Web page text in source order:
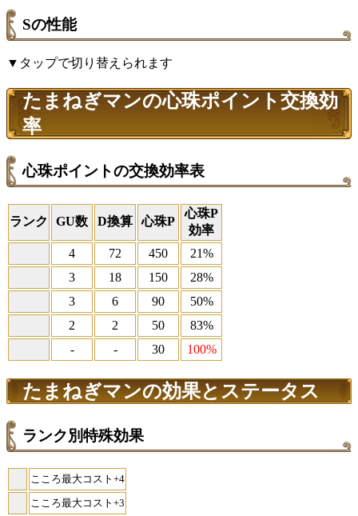
Sの性能
▼タップで切り替えられます
たまねぎマンの心珠ポイント交換効
率
心珠ポイントの交換効率表
ランク GU数 D換算 心珠P
心珠P
効率
4
72 450
21%
3
18 150
28%
3
6 90
50%
2
2 50
83%
-
- 30 100%
たまねぎマンの効果とステータス
ランク別特殊効果
こころ最大コスト+4
こころ最大コスト+3